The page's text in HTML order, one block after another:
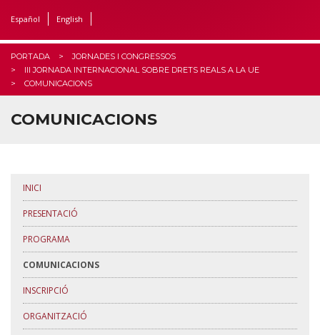
Español English
PORTADA
JORNADES I CONGRESSOS
III JORNADA INTERNACIONAL SOBRE DRETS REALS A LA UE
COMUNICACIONS
COMUNICACIONS
INICI
PRESENTACIÓ
PROGRAMA
COMUNICACIONS
INSCRIPCIÓ
ORGANITZACIÓ